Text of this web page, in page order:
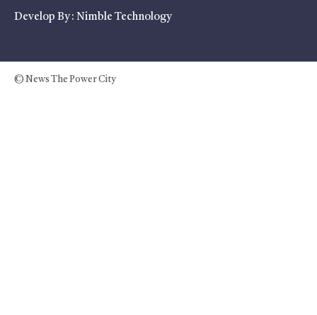
Develop By : Nimble Technology
© News The Power City